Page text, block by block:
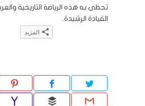
تحظى به هذه الرياضة التاريخية
القيادة الرشيدة.
تويتر
(فتح
في
فيسبوك
(فتح
في
Telegram
(فتح
WhatsApp
(فتح
اضغط
LinkedIn
(فتح
في
المزيد